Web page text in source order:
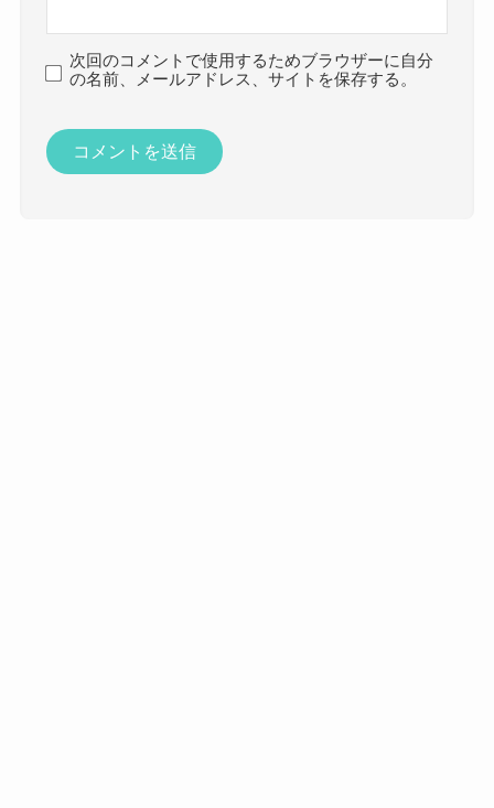
次回のコメントで使用するためブラウザーに自分
の名前、メールアドレス、サイトを保存する。